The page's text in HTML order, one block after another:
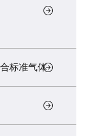
标准气体